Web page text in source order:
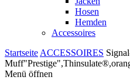
Hosen
Hemden
Accessoires
Startseite ACCESSOIRES
Menü öffnen